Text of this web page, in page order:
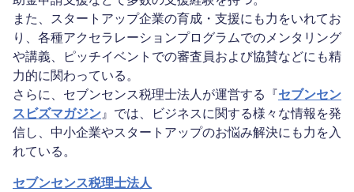
また、スタートアップ企業の育成・支援にも力をいれてお
り、各種アクセラレーションプログラムでのメンタリング
や講義、ピッチイベントでの審査員および協賛などにも精
力的に関わっている。
さらに、セブンセンス税理士法人が運営する『セブンセン
スビズマガジン』では、ビジネスに関する様々な情報を発
信し、中小企業やスタートアップのお悩み解決にも力を入
れている。
セブンセンス税理士法人